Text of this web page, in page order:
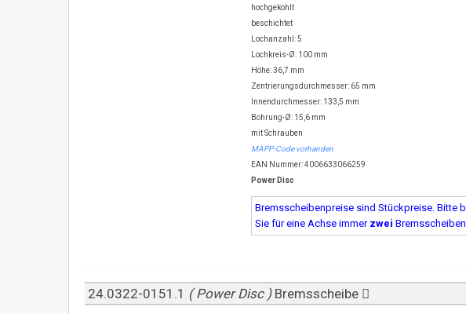
hochgekohlt
beschichtet
Lochanzahl: 5
Lochkreis-Ø: 100 mm
Höhe: 36,7 mm
Zentrierungsdurchmesser: 65 mm
Innendurchmesser: 133,5 mm
Bohrung-Ø: 15,6 mm
mit Schrauben
MAPP-Code vorhanden
EAN Nummer: 4006633066259
Power Disc
Bremsscheibenpreise sind Stückpreise. Bitte
Sie für eine Achse immer zwei Bremsscheiben
24.0322-0151.1 ( Power Disc ) Bremsscheibe